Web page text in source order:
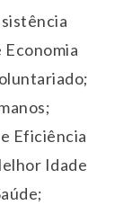
Economia
Eficiência
Idade